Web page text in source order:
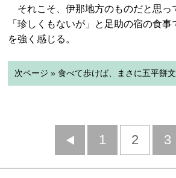
それこそ、伊那地方のものだと思っ
「珍しくもないが」と足助の宿の食事
を強く感じる。
次ページ » 食べて歩けば、まさに五平餅
前
へ
1 2 3